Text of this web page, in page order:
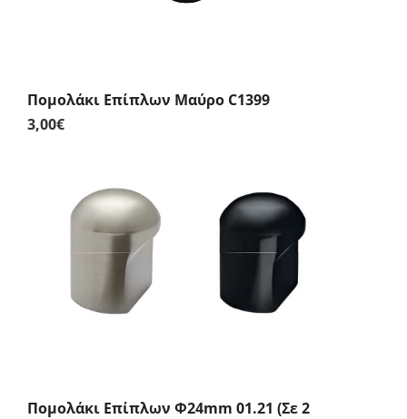
Πομολάκι Επίπλων Μαύρο C1399
3,00€
Πομολάκι Επίπλων Φ24mm 01.21 (Σε 2